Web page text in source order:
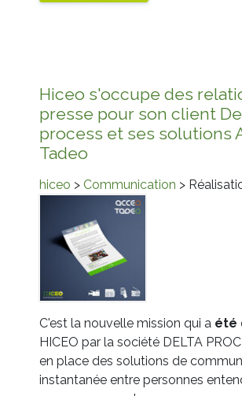
Hiceo s'occupe des
presse pour son client
process et ses solutions
Tadeo
hiceo > Communication >
C'est la nouvelle mission qui a été
HICEO par la société DELTA
en place des solutions de
instantanée entre personnes